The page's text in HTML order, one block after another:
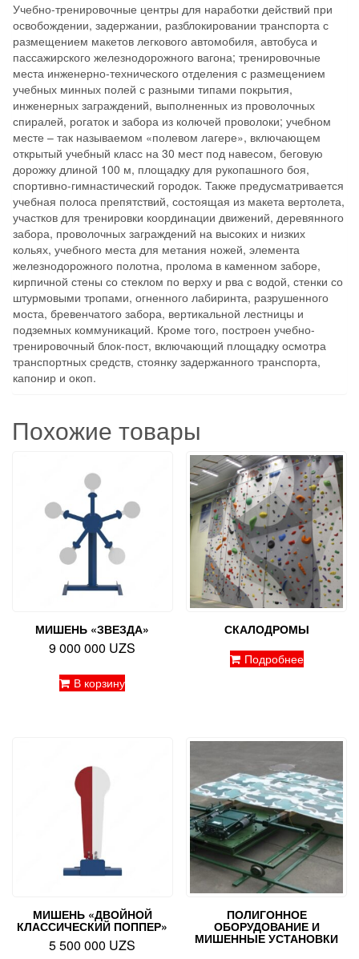
Учебно-тренировочные центры для наработки действий при
освобождении, задержании, разблокировании транспорта с
размещением макетов легкового автомобиля, автобуса и
пассажирского железнодорожного вагона; тренировочные
места инженерно-технического отделения с размещением
учебных минных полей с разными типами покрытия,
инженерных заграждений, выполненных из проволочных
спиралей, рогаток и забора из колючей проволоки; учебном
месте – так называемом «полевом лагере», включающем
открытый учебный класс на 30 мест под навесом, беговую
дорожку длиной 100 м, площадку для рукопашного боя,
спортивно-гимнастический городок. Также предусматривается
учебная полоса препятствий, состоящая из макета вертолета,
участков для тренировки координации движений, деревянного
забора, проволочных заграждений на высоких и низких
кольях, учебного места для метания ножей, элемента
железнодорожного полотна, пролома в каменном заборе,
кирпичной стены со стеклом по верху и рва с водой, стенки со
штурмовыми тропами, огненного лабиринта, разрушенного
моста, бревенчатого забора, вертикальной лестницы и
подземных коммуникаций. Кроме того, построен учебно-
тренировочный блок-пост, включающий площадку осмотра
транспортных средств, стоянку задержанного транспорта,
капонир и окоп.
Похожие товары
МИШЕНЬ «ЗВЕЗДА»
9 000 000 UZS
В корзину
СКАЛОДРОМЫ
Подробнее
МИШЕНЬ «ДВОЙНОЙ
КЛАССИЧЕСКИЙ ПОППЕР»
5 500 000 UZS
ПОЛИГОННОЕ
ОБОРУДОВАНИЕ И
МИШЕННЫЕ УСТАНОВКИ